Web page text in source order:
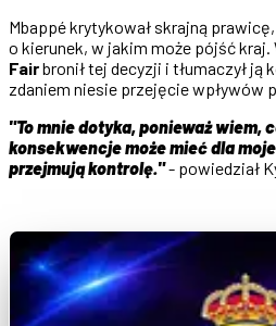
Mbappé krytykował skrajną
o kierunek, w jakim może pójść kraj.
Fairbronił tej decyzji i tłumaczył
zdaniem niesie przejęcie wpływów
"To mnie dotyka, ponieważ wiem,
konsekwencje może mieć dla
przejmują kontrolę."- powiedział